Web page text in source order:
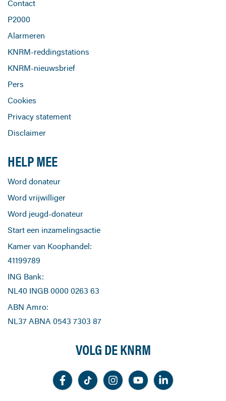
Contact
P2000
Alarmeren
KNRM-reddingstations
KNRM-nieuwsbrief
Pers
Cookies
Privacy statement
Disclaimer
HELP MEE
Word donateur
Word vrijwilliger
Word jeugd-donateur
Start een inzamelingsactie
Kamer van Koophandel:
41199789
ING Bank:
NL40 INGB 0000 0263 63
ABN Amro:
NL37 ABNA 0543 7303 87
VOLG DE KNRM